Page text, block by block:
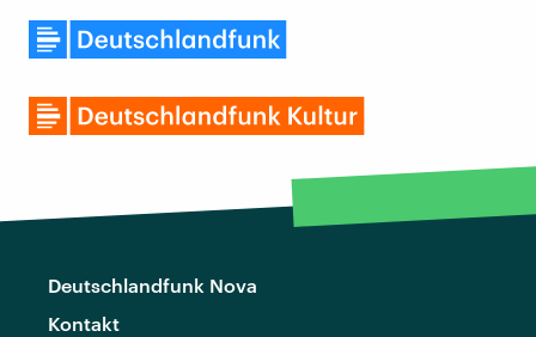
Deutschlandfunk Nova
Kontakt